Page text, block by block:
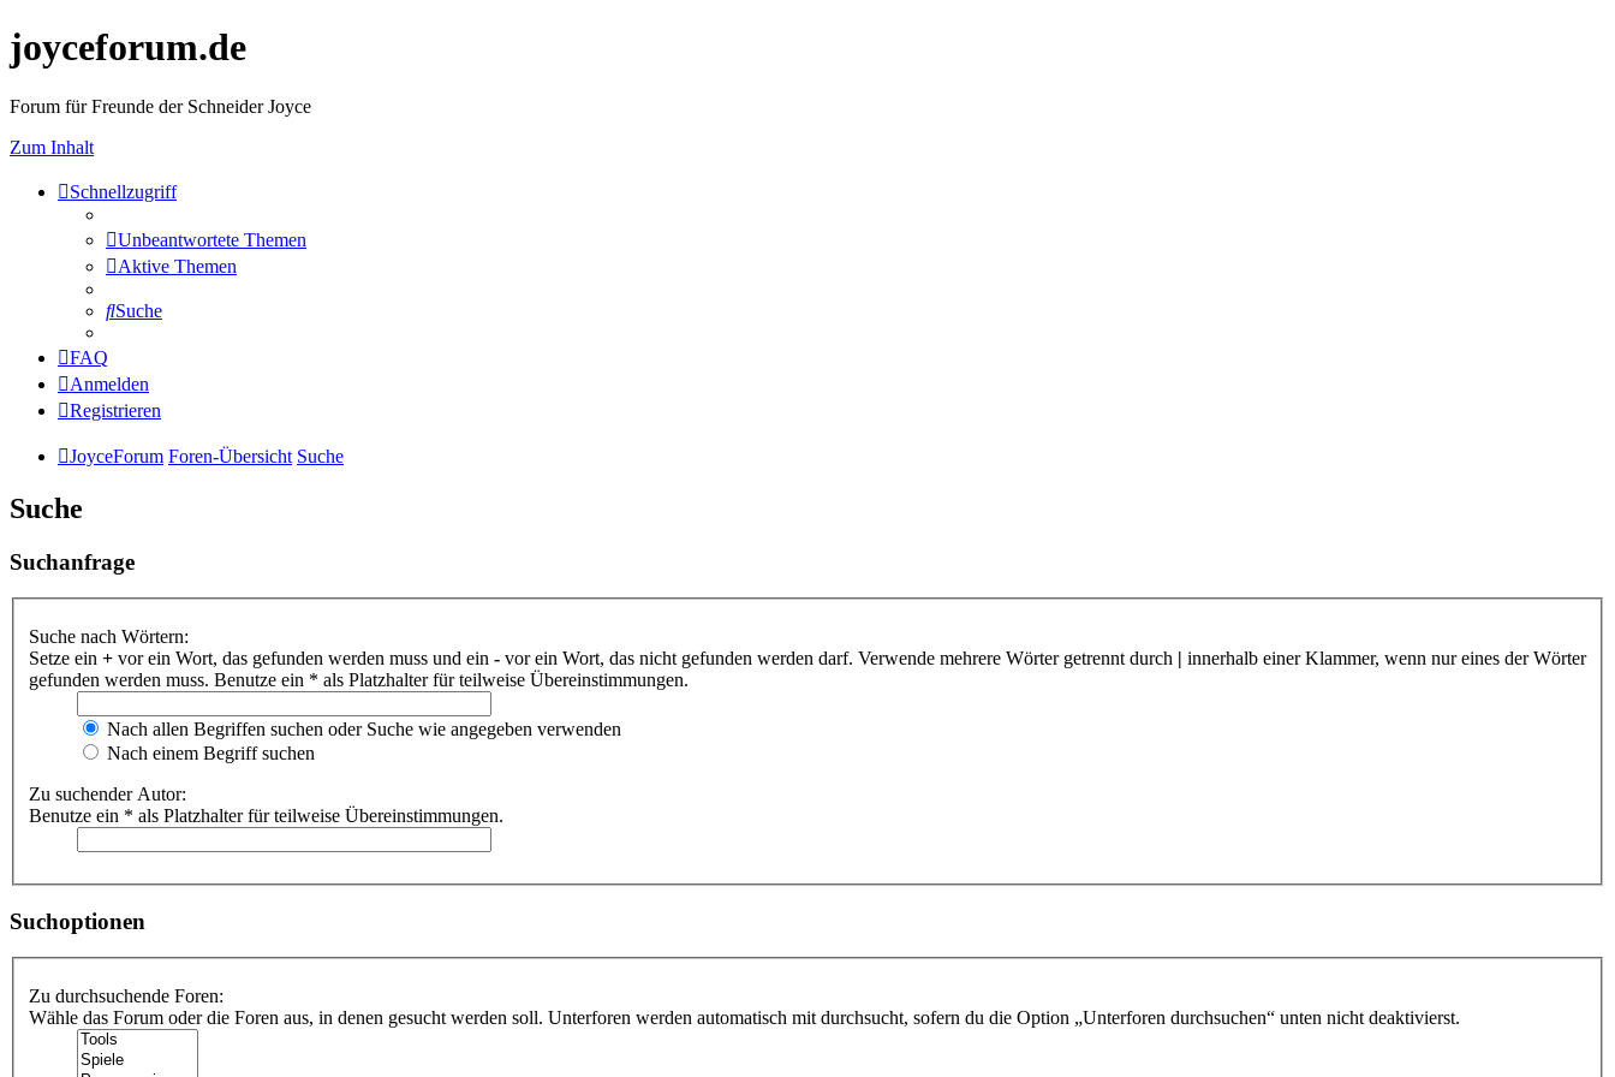
joyceforum.de
Forum für Freunde der Schneider Joyce
Zum Inhalt
Schnellzugriff
Unbeantwortete Themen
Aktive Themen
Suche
FAQ
Anmelden
Registrieren
JoyceForum Foren-Übersicht Suche
Suche
Suchanfrage
Suche nach Wörtern:
Setze ein + vor ein Wort, das gefunden werden muss und ein - vor ein Wort, das nicht gefunden werden darf. Verwende mehrere Wörter getrennt durch | innerhalb einer Klammer, wenn nur eines der Wörter
gefunden werden muss. Benutze ein * als Platzhalter für teilweise Übereinstimmungen.
Nach allen Begriffen suchen oder Suche wie angegeben verwenden
Nach einem Begriff suchen
Zu suchender Autor:
Benutze ein * als Platzhalter für teilweise Übereinstimmungen.
Suchoptionen
Zu durchsuchende Foren:
Wähle das Forum oder die Foren aus, in denen gesucht werden soll. Unterforen werden automatisch mit durchsucht, sofern du die Option „Unterforen durchsuchen“ unten nicht deaktivierst.